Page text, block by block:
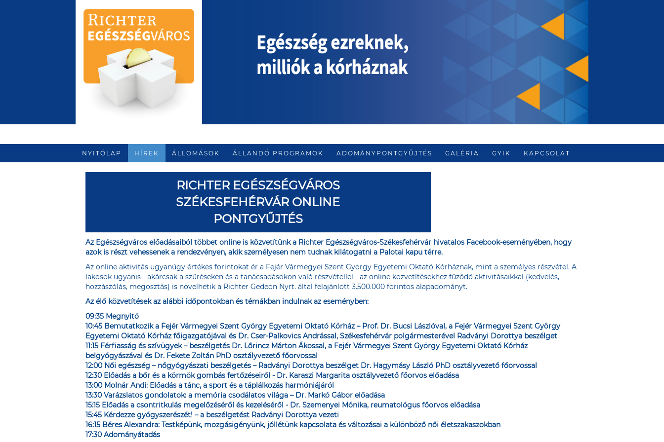
NYITÓLAP HÍREK ÁLLOMÁSOK ÁLLANDÓ PROGRAMOK ADOMÁNYPONTGYŰJTÉS GALÉRIA GYIK KAPCSOLAT
RICHTER EGÉSZSÉGVÁROS
SZÉKESFEHÉRVÁR ONLINE
PONTGYŰJTÉS
Az Egészségváros előadásaiból többet online is közvetítünk a Richter Egészségváros-Székesfehérvár hivatalos Facebook-eseményében, hogy
azok is részt vehessenek a rendezvényen, akik személyesen nem tudnak kilátogatni a Palotai kapu térre.
Az online aktivitás ugyanúgy értékes forintokat ér a Fejér Vármegyei Szent György Egyetemi Oktató Kórháznak, mint a személyes részvétel. A
lakosok ugyanis - akárcsak a szűréseken és a tanácsadásokon való részvétellel - az online közvetítésekhez fűződő aktivitásaikkal (kedvelés,
hozzászólás, megosztás) is növelhetik a Richter Gedeon Nyrt. által felajánlott 3.500.000 forintos alapadományt.
Az élő közvetítések az alábbi időpontokban és témákban indulnak az eseményben:
09:35 Megnyitó
10:45 Bemutatkozik a Fejér Vármegyei Szent György Egyetemi Oktató Kórház – Prof. Dr. Bucsi Lászlóval, a Fejér Vármegyei Szent György
Egyetemi Oktató Kórház főigazgatójával és Dr. Cser-Palkovics Andrással, Székesfehérvár polgármesterével Radványi Dorottya beszélget
11:15 Férfiasság és szívügyek – beszélgetés Dr. Lőrincz Márton Ákossal, a Fejér Vármegyei Szent György Egyetemi Oktató Kórház
belgyógyászával és Dr. Fekete Zoltán PhD osztályvezető főorvossal
12:00 Női egészség – nőgyógyászati beszélgetés – Radványi Dorottya beszélget Dr. Hagymásy László PhD osztályvezető főorvossal
12:30 Előadás a bőr és a körmök gombás fertőzéseiről - Dr. Karaszi Margarita osztályvezető főorvos előadása
13:00 Molnár Andi: Előadás a tánc, a sport és a táplálkozás harmóniájáról
13:30 Varázslatos gondolatok: a memória csodálatos világa – Dr. Markó Gábor előadása
15:15 Előadás a csontritkulás megelőzéséről és kezeléséről - Dr. Szemenyei Mónika, reumatológus főorvos előadása
15:45 Kérdezze gyógyszerészét! – a beszélgetést Radványi Dorottya vezeti
16:15 Béres Alexandra: Testképünk, mozgásigényünk, jóllétünk kapcsolata és változásai a különböző női életszakaszokban
17:30 Adományátadás